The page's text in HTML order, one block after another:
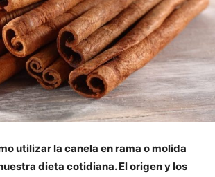
utilizar la canela en rama o molida
dieta cotidiana. El origen y los